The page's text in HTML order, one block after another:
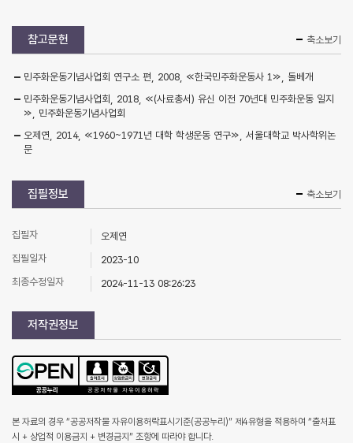
참고문헌 축소보기
민주화운동기념사업회 연구소 편, 2008, ≪한국민주화운동사 1≫, 돌베개
민주화운동기념사업회, 2018, ≪(사료총서) 유신 이전 70년대 민주화운동 일지
≫, 민주화운동기념사업회
오제연, 2014, ≪1960~1971년 대학 학생운동 연구≫, 서울대학교 박사학위논
문
집필정보 축소보기
집필자
오제연
집필일자
2023-10
최종수정일자
2024-11-13 08:26:23
저작권정보
본 자료의 경우 “공공저작물 자유이용허락표시기준(공공누리)” 제4유형을 적용하여 “출처표
시 + 상업적 이용금지 + 변경금지” 조항에 따라야 합니다.